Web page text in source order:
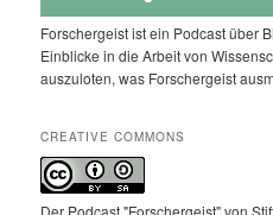
Forschergeist ist ein Podcast über
Einblicke in die Arbeit von
auszuloten, was Forschergeist
CREATIVE COMMONS